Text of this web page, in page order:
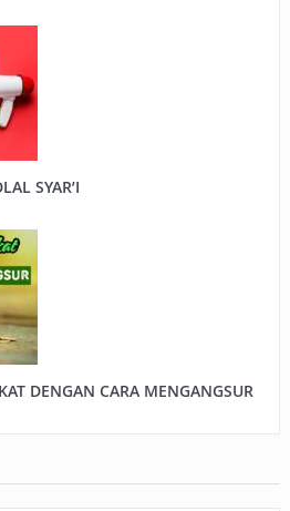
SYAR’I
DENGAN CARA MENGANGSUR